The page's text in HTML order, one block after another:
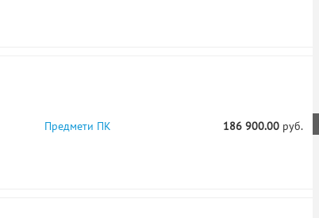
Предмети ПК 186 900.00руб.